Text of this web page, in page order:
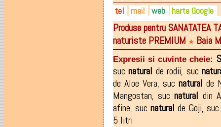
tel
0743-981.963
0362-419.040
mail
office@vitagreen.ro
web
greenlife.ro
vitaherbs.ro
facebook.com/
harta Google
Produse pentru SANATATEA
naturiste PREMIUM ★ Baia
Expresii si cuvinte cheie:
sucnatural de rodii, suc
de Aloe Vera, suc natural de
Mangostan,sucnatural din
afine, suc natural de Goji,
5 litri